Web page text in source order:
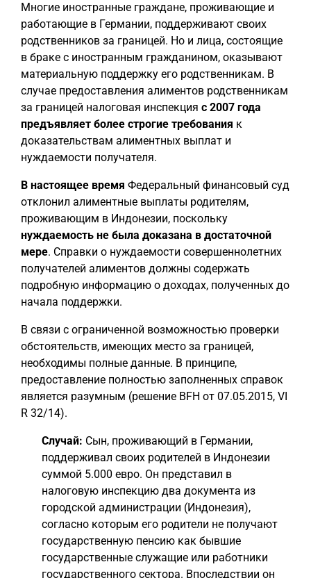
Многие иностранные граждане, проживающие и
работающие в Германии, поддерживают своих
родственников за границей. Но и лица, состоящие
в браке с иностранным гражданином, оказывают
материальную поддержку его родственникам. В
случае предоставления алиментов родственникам
за границей налоговая инспекция с 2007 года
предъявляет более строгие требования к
доказательствам алиментных выплат и
нуждаемости получателя.
В настоящее время Федеральный финансовый суд
отклонил алиментные выплаты родителям,
проживающим в Индонезии, поскольку
нуждаемость не была доказана в достаточной
мере. Справки о нуждаемости совершеннолетних
получателей алиментов должны содержать
подробную информацию о доходах, полученных до
начала поддержки.
В связи с ограниченной возможностью проверки
обстоятельств, имеющих место за границей,
необходимы полные данные. В принципе,
предоставление полностью заполненных справок
является разумным (решение BFH от 07.05.2015, VI
R 32/14).
Случай: Сын, проживающий в Германии,
поддерживал своих родителей в Индонезии
суммой 5.000 евро. Он представил в
налоговую инспекцию два документа из
городской администрации (Индонезия),
согласно которым его родители не получают
государственную пенсию как бывшие
государственные служащие или работники
государственного сектора. Впоследствии он